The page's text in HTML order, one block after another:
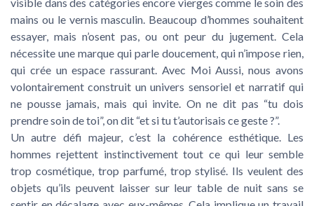
mains ou le vernis masculin. Beaucoup d’hommes souhaitent
essayer, mais n’osent pas, ou ont peur du jugement. Cela
nécessite une marque qui parle doucement, qui n’impose rien,
qui crée un espace rassurant. Avec Moi Aussi, nous avons
volontairement construit un univers sensoriel et narratif qui
ne pousse jamais, mais qui invite. On ne dit pas “tu dois
prendre soin de toi”, on dit “et si tu t’autorisais ce geste ?”.
Un autre défi majeur, c’est la cohérence esthétique. Les
hommes rejettent instinctivement tout ce qui leur semble
trop cosmétique, trop parfumé, trop stylisé. Ils veulent des
objets qu’ils peuvent laisser sur leur table de nuit sans se